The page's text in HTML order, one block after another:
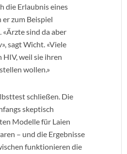
die Erlaubnis eines
zum Beispiel
sind da aber
sagt Wicht. «Viele
HIV, weil sie ihren
wollen.»
schließen. Die
skeptisch
Modelle für Laien
– und die Ergebnisse
funktionieren die